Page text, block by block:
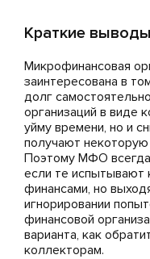
Краткие выводы
Микрофинансовая
заинтересована в
долг
организаций в виде
уйму времени, но и
получают некоторую
Поэтому МФО всегда
если те испытывают
финансами, но
игнорировании
финансовой
варианта, как
коллекторам.